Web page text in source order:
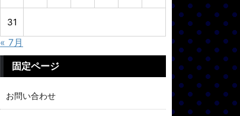
31
« 7月
固定ページ
お問い合わせ